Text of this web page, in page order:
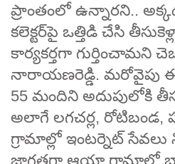
ప్రాంతంలో ఉన్నారని..
కలెక్టర్‌పై ఒత్తిడి చేసి
కార్యకర్తగా గుర్తించామని
నారాయణరెడ్డి. మరోవైపు ఈ
55 మందిని అదుపులోకి
అలాగే లగచర్ల, రోటిబండ,
గ్రామాల్లో ఇంటర్నెట్‌ సేవలు
జాగ్రత్తగా ఆయా గ్రామాల్లో